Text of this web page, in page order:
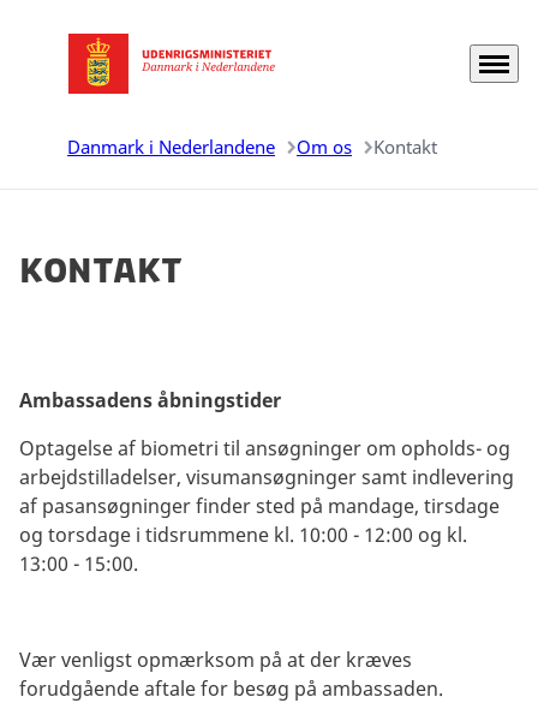
Gå til forsiden Menu
Danmark i Nederlandene Om os Kontakt
Kontakt
Ambassadens åbningstider
Optagelse af biometri til ansøgninger om opholds- og
arbejdstilladelser, visumansøgninger samt indlevering
af pasansøgninger finder sted på mandage, tirsdage
og torsdage i tidsrummene kl. 10:00 - 12:00 og kl.
13:00 - 15:00.
Vær venligst opmærksom på at der kræves
forudgående aftale for besøg på ambassaden.